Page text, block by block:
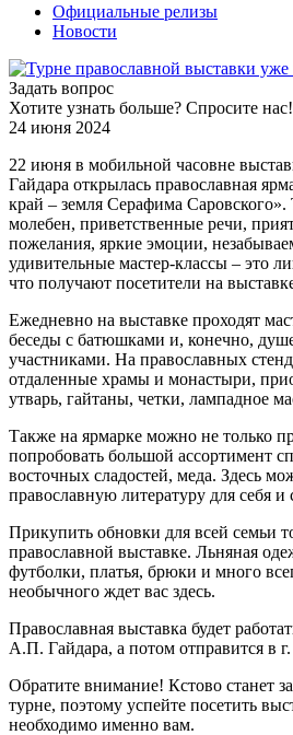
Официальные релизы
Новости
Задать вопрос
Хотите узнать больше? Спросите нас!
24 июня 2024
22 июня в мобильной часовне
Гайдара открылась православная
край – земля Серафима
молебен, приветственные речи,
пожелания, яркие эмоции,
удивительные мастер-классы – это
что получают посетители на
Ежедневно на выставке проходят
беседы с батюшками и, конечно,
участниками. На православных
отдаленные храмы и монастыри,
утварь, гайтаны, четки, лампадное
Также на ярмарке можно не только
попробовать большой ассортимент
восточных сладостей, меда. Здесь
православную литературу для себя и
Прикупить обновки для всей семьи
православной выставке. Льняная
футболки, платья, брюки и много
необычного ждет вас здесь.
Православная выставка будет
А.П. Гайдара, а потом отправится в
Обратите внимание! Кстово станет
турне, поэтому успейте посетить
необходимо именно вам.